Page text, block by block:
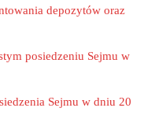
depozytów oraz
posiedzeniu Sejmu w
Sejmu w dniu 20